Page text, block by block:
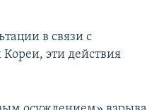
в связи с
эти действия